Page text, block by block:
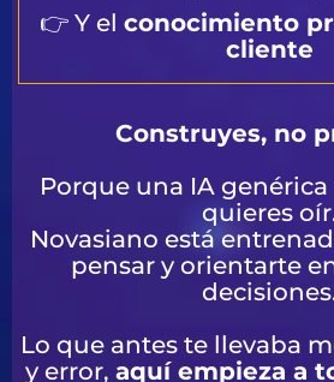
👉 Y el conocimiento
cliente
Construyes, no
Porque una IA
quieres
Novasiano está
pensar y orientarte
Lo que antes te llevaba
y error, aquí empieza a